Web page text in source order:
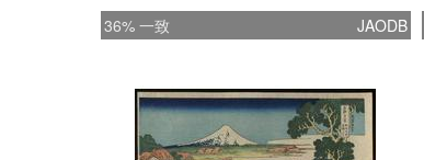
36% 一致 JAODB